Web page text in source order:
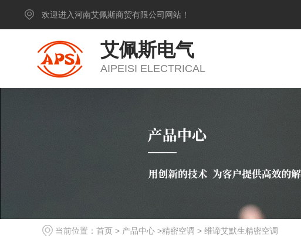
欢迎进入河南艾佩斯商贸有限公司网站！
艾佩斯电气
AIPEISI ELECTRICAL
当前位置： 首页 > 产品中心 >精密空调 > 维谛艾默生精密空调